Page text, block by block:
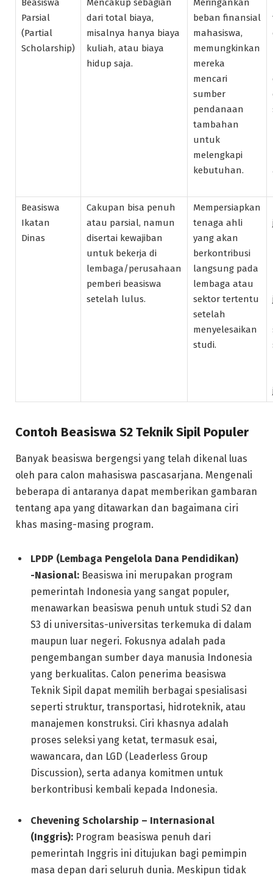
Beasiswa
Parsial
(Partial
Scholarship)
Mencakup sebagian
dari total biaya,
misalnya hanya biaya
kuliah, atau biaya
hidup saja.
Meringankan
beban finansial
mahasiswa,
memungkinkan
mereka
mencari
sumber
pendanaan
tambahan
untuk
melengkapi
kebutuhan.
Beasiswa
Ikatan
Dinas
Cakupan bisa penuh
atau parsial, namun
disertai kewajiban
untuk bekerja di
lembaga/perusahaan
pemberi beasiswa
setelah lulus.
Mempersiapkan
tenaga ahli
yang akan
berkontribusi
langsung pada
lembaga atau
sektor tertentu
setelah
menyelesaikan
studi.
Contoh Beasiswa S2 Teknik Sipil Populer
Banyak beasiswa bergengsi yang telah dikenal luas
oleh para calon mahasiswa pascasarjana. Mengenali
beberapa di antaranya dapat memberikan gambaran
tentang apa yang ditawarkan dan bagaimana ciri
khas masing-masing program.
LPDP (Lembaga Pengelola Dana Pendidikan)
-Nasional: Beasiswa ini merupakan program
pemerintah Indonesia yang sangat populer,
menawarkan beasiswa penuh untuk studi S2 dan
S3 di universitas-universitas terkemuka di dalam
maupun luar negeri. Fokusnya adalah pada
pengembangan sumber daya manusia Indonesia
yang berkualitas. Calon penerima beasiswa
Teknik Sipil dapat memilih berbagai spesialisasi
seperti struktur, transportasi, hidroteknik, atau
manajemen konstruksi. Ciri khasnya adalah
proses seleksi yang ketat, termasuk esai,
wawancara, dan LGD (Leaderless Group
Discussion), serta adanya komitmen untuk
berkontribusi kembali kepada Indonesia.
Chevening Scholarship – Internasional
(Inggris): Program beasiswa penuh dari
pemerintah Inggris ini ditujukan bagi pemimpin
masa depan dari seluruh dunia. Meskipun tidak